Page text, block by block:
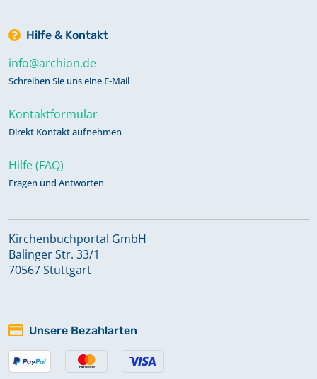
Hilfe & Kontakt
info@archion.de
Schreiben Sie uns eine E-Mail
Kontaktformular
Direkt Kontakt aufnehmen
Hilfe (FAQ)
Fragen und Antworten
Kirchenbuchportal GmbH
Balinger Str. 33/1
70567 Stuttgart
Unsere Bezahlarten